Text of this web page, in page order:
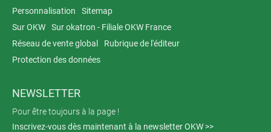
Personnalisation
Sitemap
Sur OKW
Sur okatron - Filiale OKW France
Réseau de vente global
Rubrique de l'éditeur
Protection des données
NEWSLETTER
Pour être toujours à la page !
Inscrivez-vous dès maintenant à la newsletter OKW >>